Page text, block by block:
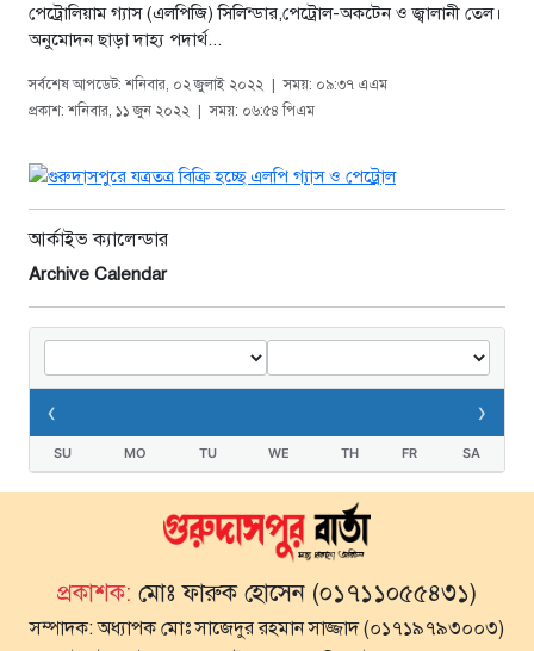
পেট্রোলিয়াম গ্যাস (এলপিজি) সিলিন্ডার,পেট্রোল-অকটেন ও জ্বালানী তেল।
অনুমোদন ছাড়া দাহ্য পদার্থ...
সর্বশেষ আপডেট: শনিবার, ০২ জুলাই ২০২২
সময়: ০৯:৩৭ এএম
প্রকাশ: শনিবার, ১১ জুন ২০২২
সময়: ০৬:৫৪ পিএম
আর্কাইভ ক্যালেন্ডার
Archive Calendar
‹ ›
SU MO TU WE TH FR SA
প্রকাশক: মোঃ ফারুক হোসেন (০১৭১১০৫৫৪৩১)
সম্পাদক:অধ্যাপক মোঃ সাজেদুর রহমান সাজ্জাদ (০১৭১৯৭৯৩০০৩)